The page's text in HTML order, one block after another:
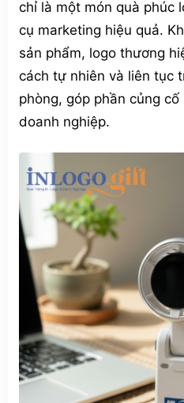
chỉ là một món quà phúc
cụ marketing hiệu quả.
sản phẩm, logo thương
cách tự nhiên và liên tục
phòng, góp phần củng
doanh nghiệp.